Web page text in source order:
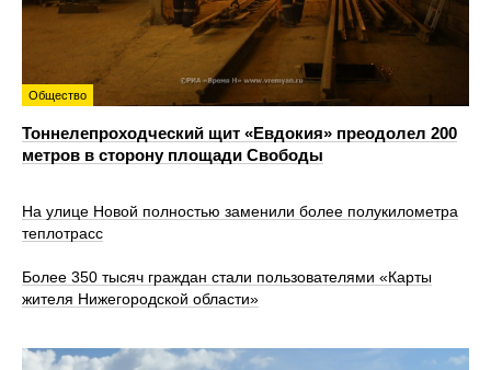
Общество
Тоннелепроходческий щит «Евдокия» преодолел 200
метров в сторону площади Свободы
На улице Новой полностью заменили более полукилометра
теплотрасс
Более 350 тысяч граждан стали пользователями «Карты
жителя Нижегородской области»